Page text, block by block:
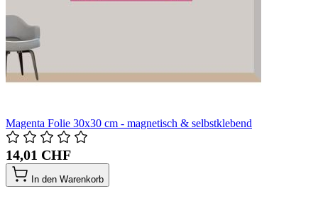
Magenta Folie 30x30 cm - magnetisch & selbstklebend
14,01 CHF
In den Warenkorb